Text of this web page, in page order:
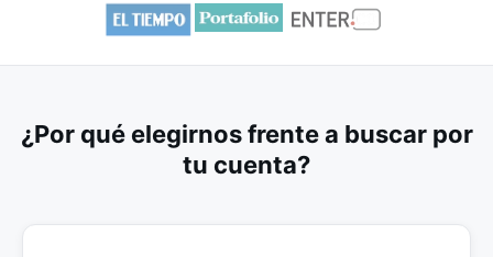
¿Por qué elegirnos frente a buscar por
tu cuenta?